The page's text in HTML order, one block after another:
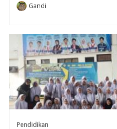
Gandi
Pendidikan